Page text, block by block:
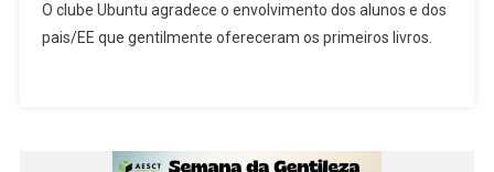
O clube Ubuntu agradece o envolvimento dos alunos e dos
pais/EE que gentilmente ofereceram os primeiros livros.